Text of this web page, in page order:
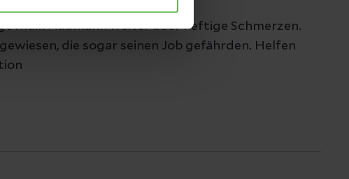
Maik Naumann weiter über heftige Schmerzen.
die sogar seinen Job gefährden. Helfen